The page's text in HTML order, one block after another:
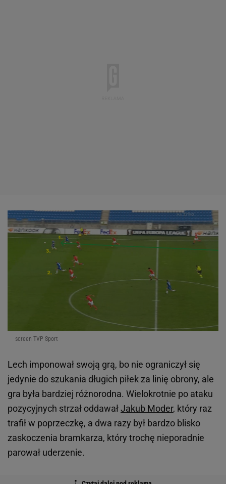
screen TVP Sport
Lech imponował swoją grą, bo nie ograniczył się
jedynie do szukania długich piłek za linię obrony, ale
gra była bardziej różnorodna. Wielokrotnie po ataku
pozycyjnych strzał oddawałJakub Moder, który raz
trafił w poprzeczkę, a dwa razy był bardzo blisko
zaskoczenia bramkarza, który trochę nieporadnie
parował uderzenie.